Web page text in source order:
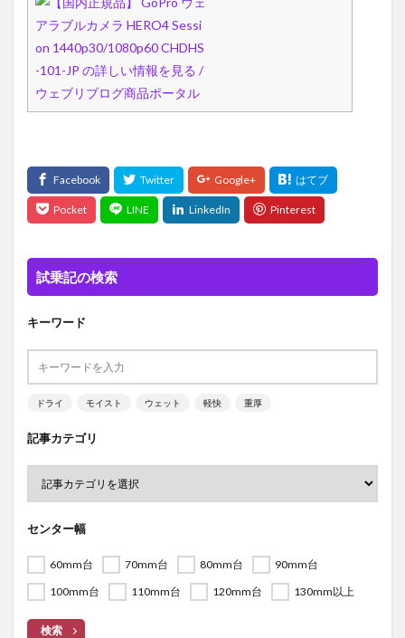
試乗記の検索
キーワード
ドライ モイスト ウェット 軽快 重厚
記事カテゴリ
センター幅
60mm台 70mm台 80mm台
90mm台
100mm台
110mm台 120mm台 130mm以上
検索